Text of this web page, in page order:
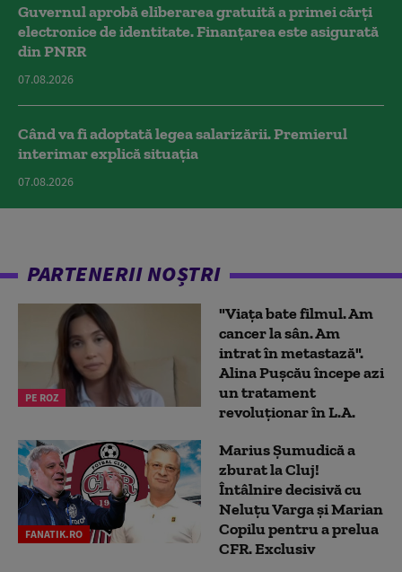
Guvernul aprobă eliberarea gratuită a primei cărţi
electronice de identitate. Finanțarea este asigurată
din PNRR
07.08.2026
Când va fi adoptată legea salarizării. Premierul
interimar explică situația
07.08.2026
PARTENERII NOȘTRI
PE ROZ
"Viața bate filmul. Am
cancer la sân. Am
intrat în metastază".
Alina Pușcău începe azi
un tratament
revoluționar în L.A.
FANATIK.RO
Marius Şumudică a
zburat la Cluj!
Întâlnire decisivă cu
Neluţu Varga şi Marian
Copilu pentru a prelua
CFR. Exclusiv